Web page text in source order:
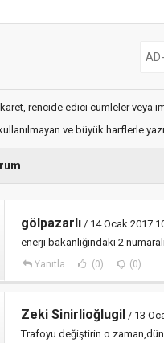
rencide edici cümleler veya
ve büyük harflerle
gölpazarlı / 14 Ocak 2017
enerji bakanlığındaki 2
Yanıtla (0) (0)
Zeki Sinirlioğlugil / 13
Trafoyu değiştirin o